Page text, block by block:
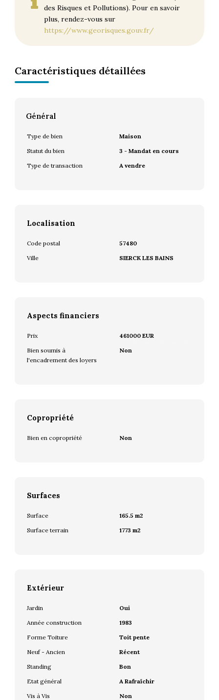
des Risques et Pollutions). Pour en savoir
plus, rendez-vous sur
https://www.georisques.gouv.fr/
Caractéristiques détaillées
Général
Type de bien
Maison
Statut du bien
3 - Mandat en cours
Type de transaction
A vendre
Localisation
Code postal
57480
Ville
SIERCK LES BAINS
Aspects financiers
Prix
461000 EUR
Bien soumis à
l'encadrement des loyers
Non
Copropriété
Bien en copropriété Non
Surfaces
Surface
165.5 m2
Surface terrain
1773 m2
Extérieur
Jardin
Oui
Année construction
1983
Forme Toiture
Toit pente
Neuf - Ancien
Récent
Standing
Bon
Etat général
A Rafraîchir
Vis à Vis
Non